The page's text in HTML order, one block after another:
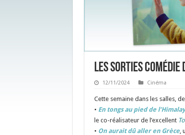
Les sorties Comédie
12/11/2024 Cinéma
Cette semaine dans les salles,
• En tongs au pied de
le co-réalisateur de l’excellent
• On aurait dû aller en Grèce,